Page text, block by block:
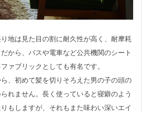
地は見た目の割に耐久性が高く、耐摩耗
から、バスや電車など公共機関のシート
ァブリックとしても有名です。
、初めて髪を切りそろえた男の子の頭の
れません。長く使っていると寝癖のよう
もしますが、それもまた味わい深いエイ